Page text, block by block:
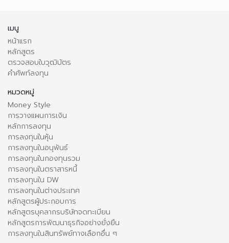
เมนู
หน้าแรก
หลักสูตร
ตรวจสอบใบวุฒิบัตร
คำศัพท์ลงทุน
หมวดหมู่
Money Style
การวางแผนการเงิน
หลักการลงทุน
การลงทุนในหุ้น
การลงทุนในอนุพันธ์
การลงทุนในกองทุนรวม
การลงทุนในตราสารหนี้
การลงทุนใน DW
การลงทุนในต่างประเทศ
หลักสูตรผู้ประกอบการ
หลักสูตรบุคลากรบริษัทจดทะเบียน
หลักสูตรการพัฒนาธุรกิจอย่างยั่งยืน
การลงทุนในสินทรัพย์ทางเลือกอื่น ๆ